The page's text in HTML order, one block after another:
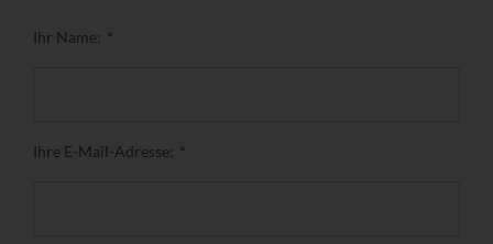
Ihr Name:
Ihre E-Mail-Adresse: